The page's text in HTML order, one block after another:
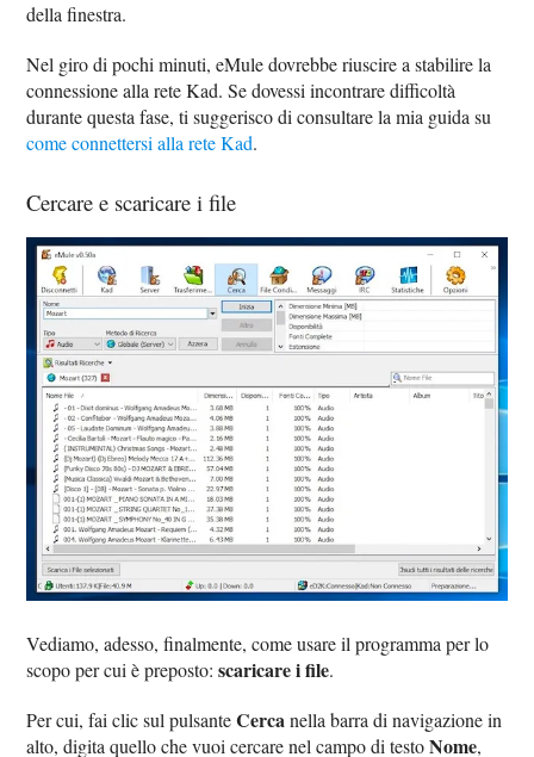
della finestra.
Nel giro di pochi minuti, eMule dovrebbe riuscire a stabilire la
connessione alla rete Kad. Se dovessi incontrare difficoltà
durante questa fase, ti suggerisco di consultare la mia guida su
come connettersi alla rete Kad.
Cercare e scaricare i file
Vediamo, adesso, finalmente, come usare il programma per lo
scopo per cui è preposto:scaricare i file.
Per cui, fai clic sul pulsanteCercanella barra di navigazione in
alto, digita quello che vuoi cercare nel campo di testoNome,